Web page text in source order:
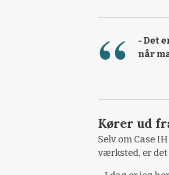
- Det
når
Kører ud
Selv om Case
værksted, er